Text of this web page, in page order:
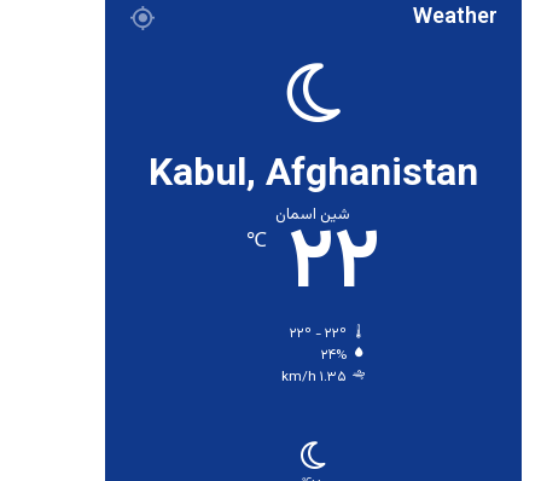
Weather
Kabul, Afghanistan
شین اسمان
۲۲ ℃
۲۴%
۱.۳۵ km/h